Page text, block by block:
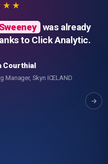
was already
to Click Analytic.
Courthial
Manager, Skyn ICELAND